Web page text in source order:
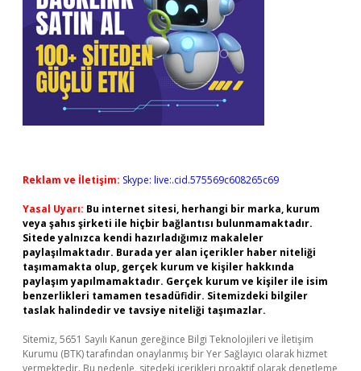
Reklam ve İletişim: Skype: live:.cid.575569c608265c69
Yasal Uyarı: Bu internet sitesi, herhangi bir marka, kurum
veya şahıs şirketi ile hiçbir bağlantısı bulunmamaktadır.
Sitede yalnızca kendi hazırladığımız makaleler
paylaşılmaktadır. Burada yer alan içerikler haber niteliği
taşımamakta olup, gerçek kurum ve kişiler hakkında
paylaşım yapılmamaktadır. Gerçek kurum ve kişiler ile isim
benzerlikleri tamamen tesadüfidir. Sitemizdeki bilgiler
taslak halindedir ve tavsiye niteliği taşımazlar.
Sitemiz, 5651 Sayılı Kanun gereğince Bilgi Teknolojileri ve İletişim
Kurumu (BTK) tarafından onaylanmış bir Yer Sağlayıcı olarak hizmet
vermektedir. Bu nedenle, sitedeki içerikleri proaktif olarak denetleme